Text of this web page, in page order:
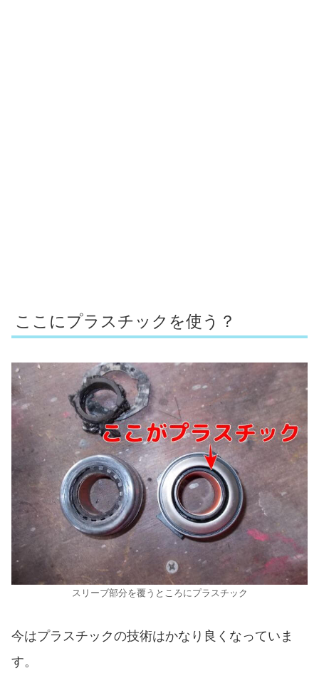
ここにプラスチックを使う？
スリーブ部分を覆うところにプラスチック
今はプラスチックの技術はかなり良くなっていま
す。